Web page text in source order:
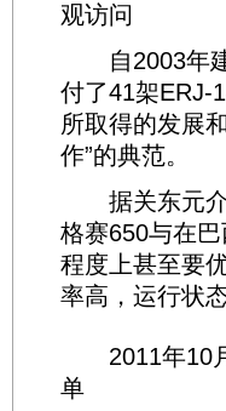
观访问
自2003年建
付了41架ERJ-
所取得的发展
作”的典范。
据关东元介
格赛650与在
程度上甚至要
率高，运行状
2011年10月
单